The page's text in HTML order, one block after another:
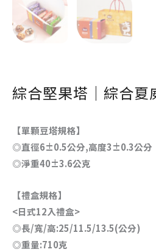
綜合堅果塔｜綜合夏
【單顆豆塔規格】
◎直徑6±0.5公分,高度3±0.3公分
◎淨重40±3.6公克
【禮盒規格】
<日式12入禮盒>
◎長/寬/高:25/11.5/13.5(公分)
◎重量:710克